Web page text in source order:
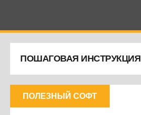
ПОШАГОВАЯ ИНСТРУКЦИЯ
ПОЛЕЗНЫЙ СОФТ